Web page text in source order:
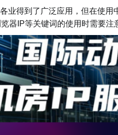
得到了广泛应用，但在使用
器IP等关键词的使用时需要注